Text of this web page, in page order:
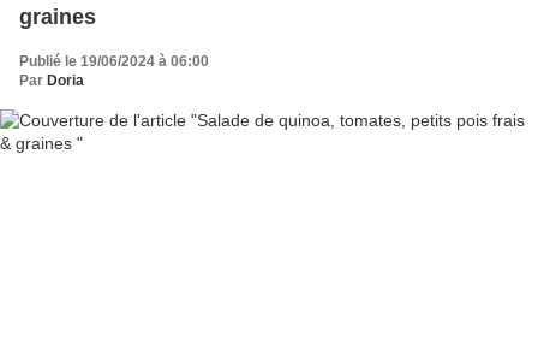
graines
Publié le 19/06/2024 à 06:00
Par Doria